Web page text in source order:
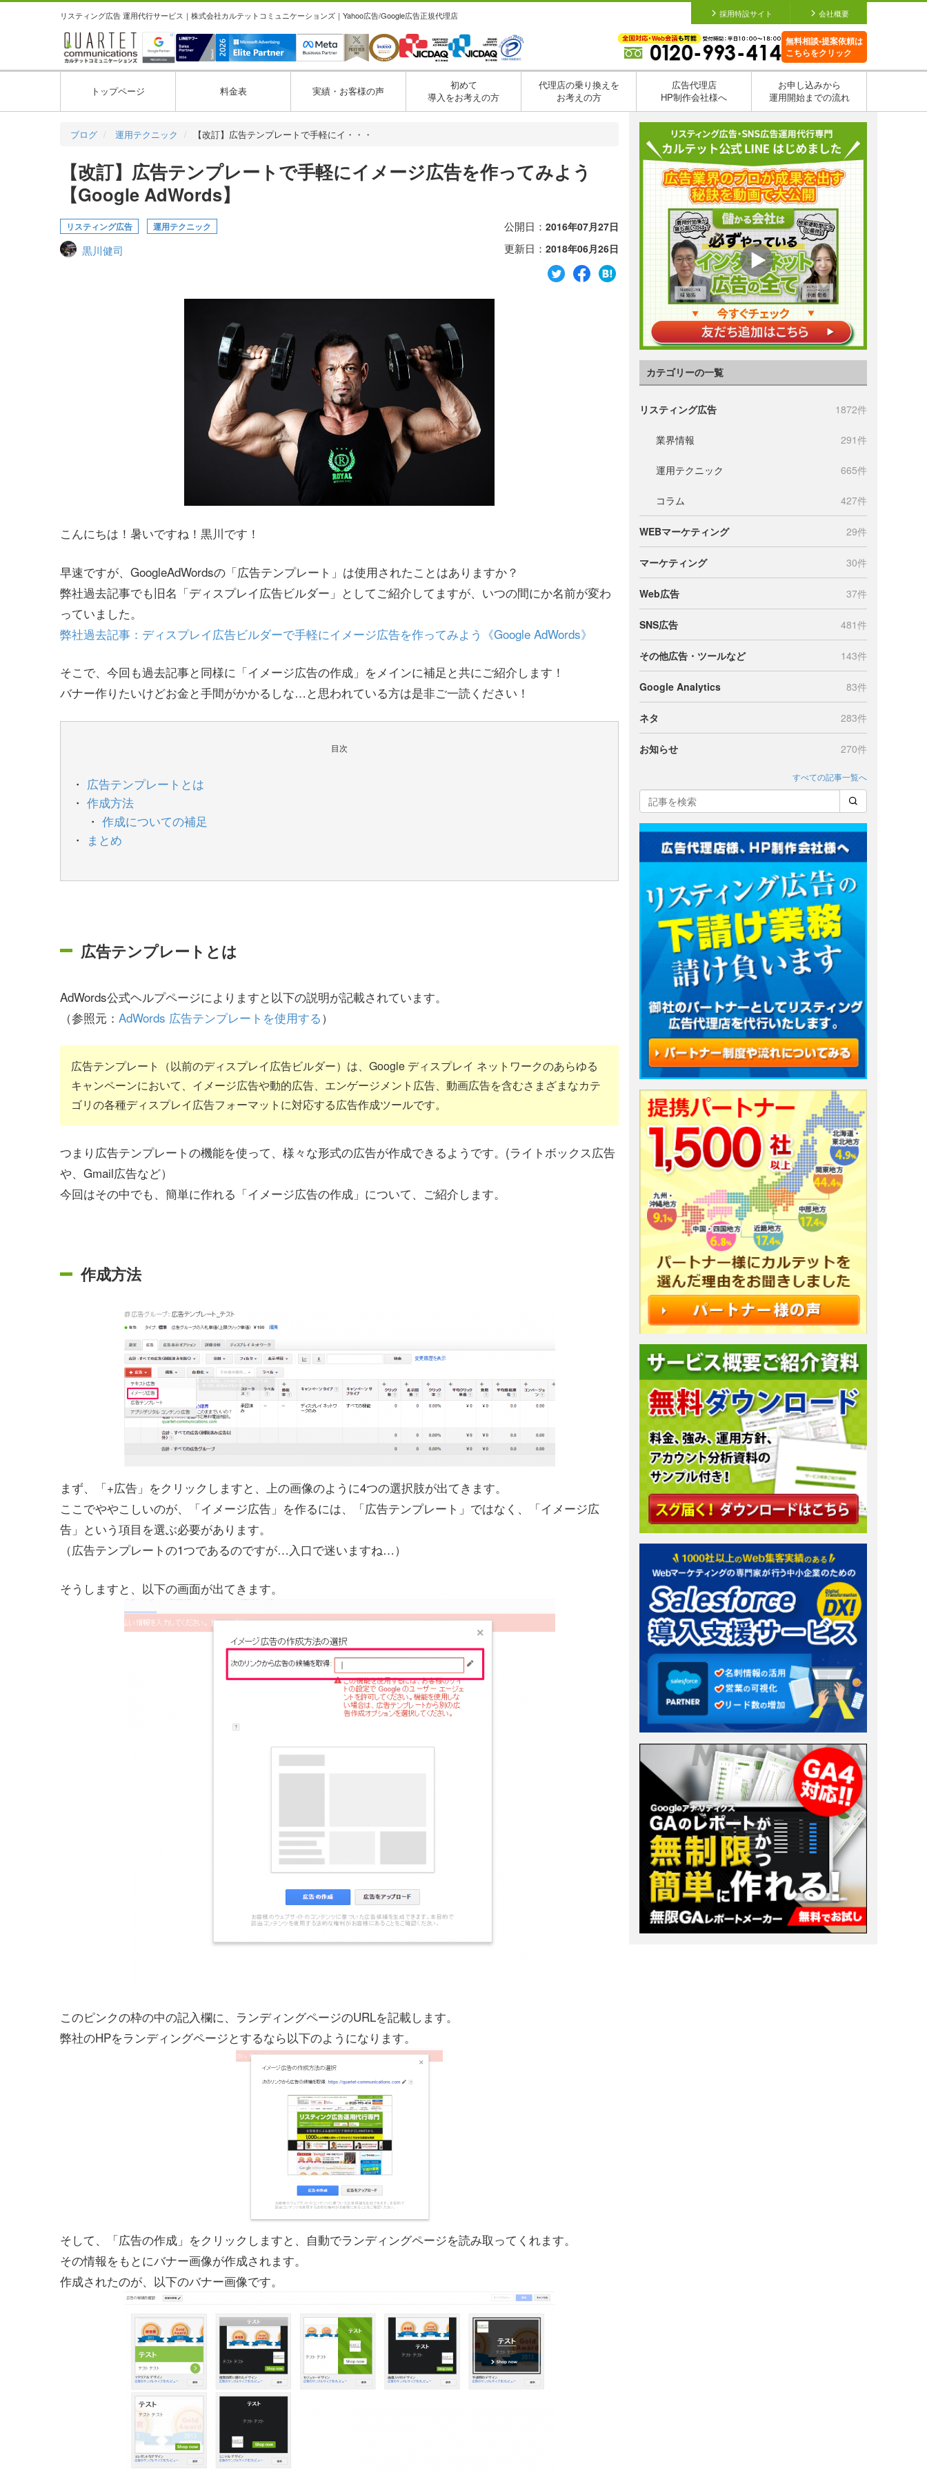
リスティング広告 運用代行サービス｜株式会社カルテットコミュニケーションズ｜Yahoo広告/Google広告正規代理店 採用特設サイト 会社概要
無料相談•提案依頼は
こちらをクリック
トップページ 料金表 実績・お客様の声
初めて
導入をお考えの方
代理店の乗り換えを
お考えの方
広告代理店
HP制作会社様へ
お申し込みから
運用開始までの流れ
ブログ 運用テクニック 【改訂】広告テンプレートで手軽にイ・・・
【改訂】広告テンプレートで手軽にイメージ広告を作ってみよう
【Google AdWords】
リスティング広告 運用テクニック
黒川健司
公開日： 2016年07月27日
更新日： 2018年06月26日
こんにちは！暑いですね！黒川です！
早速ですが、GoogleAdWordsの「広告テンプレート」は使用されたことはありますか？
弊社過去記事でも旧名「ディスプレイ広告ビルダー」としてご紹介してますが、いつの間にか名前が変わ
っていました。
弊社過去記事：ディスプレイ広告ビルダーで手軽にイメージ広告を作ってみよう《Google AdWords》
そこで、今回も過去記事と同様に「イメージ広告の作成」をメインに補足と共にご紹介します！
バナー作りたいけどお金と手間がかかるしな…と思われている方は是非ご一読ください！
目次
広告テンプレートとは
作成方法
作成についての補足
まとめ
広告テンプレートとは
AdWords公式ヘルプページによりますと以下の説明が記載されています。
（参照元： AdWords 広告テンプレートを使用する）
広告テンプレート（以前のディスプレイ広告ビルダー）は、Google ディスプレイ ネットワークのあらゆる
キャンペーンにおいて、イメージ広告や動的広告、エンゲージメント広告、動画広告を含むさまざまなカテ
ゴリの各種ディスプレイ広告フォーマットに対応する広告作成ツールです。
つまり広告テンプレートの機能を使って、様々な形式の広告が作成できるようです。(ライトボックス広告
や、Gmail広告など）
今回はその中でも、簡単に作れる「イメージ広告の作成」について、ご紹介します。
作成方法
まず、「+広告」をクリックしますと、上の画像のように4つの選択肢が出てきます。
ここでややこしいのが、「イメージ広告」を作るには、「広告テンプレート」ではなく、「イメージ広
告」という項目を選ぶ必要があります。
（広告テンプレートの1つであるのですが…入口で迷いますね…）
そうしますと、以下の画面が出てきます。
このピンクの枠の中の記入欄に、ランディングページのURLを記載します。
弊社のHPをランディングページとするなら以下のようになります。
そして、「広告の作成」をクリックしますと、自動でランディングページを読み取ってくれます。
その情報をもとにバナー画像が作成されます。
作成されたのが、以下のバナー画像です。
カテゴリーの一覧
リスティング広告 1872件
業界情報 291件
運用テクニック 665件
コラム 427件
WEBマーケティング 29件
マーケティング 30件
Web広告 37件
SNS広告 481件
その他広告・ツールなど 143件
Google Analytics 83件
ネタ 283件
お知らせ 270件
すべての記事一覧へ